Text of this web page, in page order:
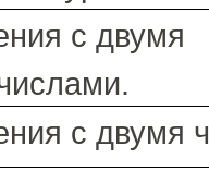
с двумя
с двумя